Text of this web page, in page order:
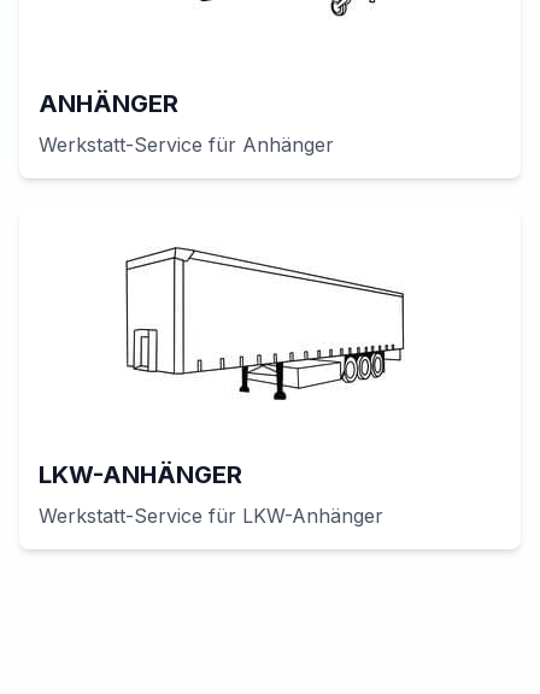
ANHÄNGER
Werkstatt-Service für Anhänger
LKW-ANHÄNGER
Werkstatt-Service für LKW-Anhänger